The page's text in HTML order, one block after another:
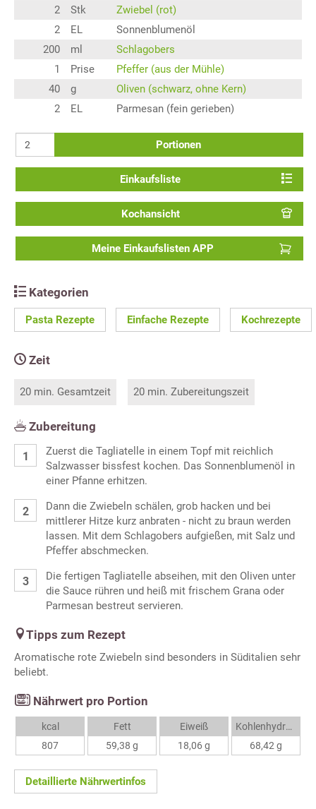
2
Stk
Zwiebel (rot)
2
EL
Sonnenblumenöl
200
ml
Schlagobers
1
Prise
Pfeffer (aus der Mühle)
40
g
Oliven (schwarz, ohne Kern)
2
EL Parmesan (fein gerieben)
Portionen
Einkaufsliste
Kochansicht
Meine Einkaufslisten APP
Kategorien
Pasta Rezepte Einfache Rezepte Kochrezepte
Zeit
20 min. Gesamtzeit 20 min. Zubereitungszeit
Zubereitung
Zuerst die Tagliatelle in einem Topf mit reichlich
Salzwasser bissfest kochen. Das Sonnenblumenöl in
einer Pfanne erhitzen.
Dann die Zwiebeln schälen, grob hacken und bei
mittlerer Hitze kurz anbraten - nicht zu braun werden
lassen. Mit dem Schlagobers aufgießen, mit Salz und
Pfeffer abschmecken.
Die fertigen Tagliatelle abseihen, mit den Oliven unter
die Sauce rühren und heiß mit frischem Grana oder
Parmesan bestreut servieren.
Tipps zum Rezept
Aromatische rote Zwiebeln sind besonders in Süditalien sehr
beliebt.
Nährwert pro Portion
kcal
807
Fett
59,38 g
Eiweiß
18,06 g
Kohlenhydrate
68,42 g
Detaillierte Nährwertinfos